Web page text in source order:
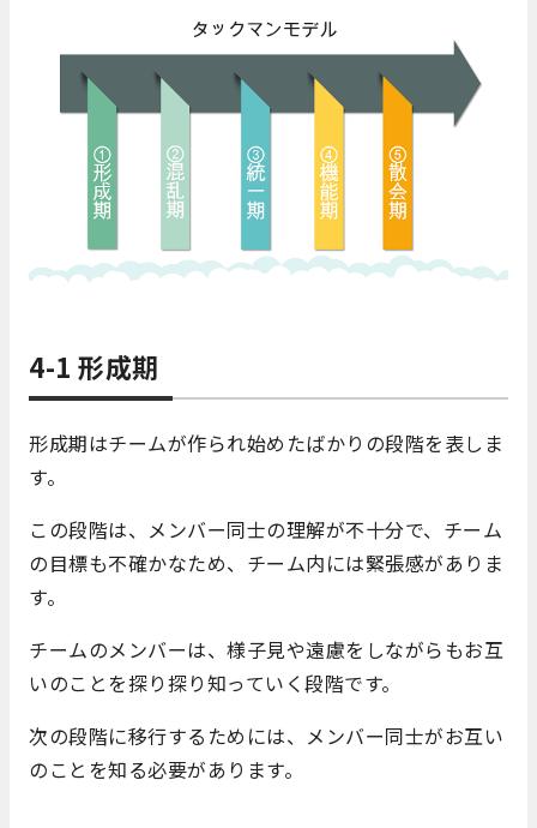
4-1 形成期
形成期はチームが作られ始めたばかりの段階を表しま
す。
この段階は、メンバー同士の理解が不十分で、チーム
の目標も不確かなため、チーム内には緊張感がありま
す。
チームのメンバーは、様子見や遠慮をしながらもお互
いのことを探り探り知っていく段階です。
次の段階に移行するためには、メンバー同士がお互い
のことを知る必要があります。